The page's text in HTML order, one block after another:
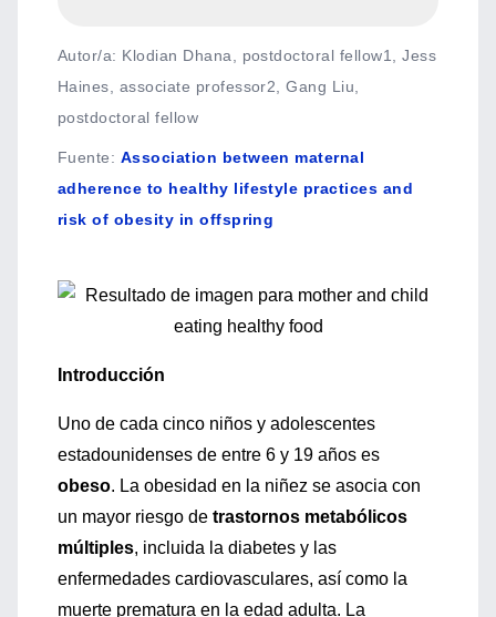
Autor/a: Klodian Dhana, postdoctoral fellow1, Jess
Haines, associate professor2, Gang Liu,
postdoctoral fellow
Fuente: Association between maternal
adherence to healthy lifestyle practices and
risk of obesity in offspring
Introducción
Uno de cada cinco niños y adolescentes
estadounidenses de entre 6 y 19 años es
obeso. La obesidad en la niñez se asocia con
un mayor riesgo de trastornos metabólicos
múltiples, incluida la diabetes y las
enfermedades cardiovasculares, así como la
muerte prematura en la edad adulta. La